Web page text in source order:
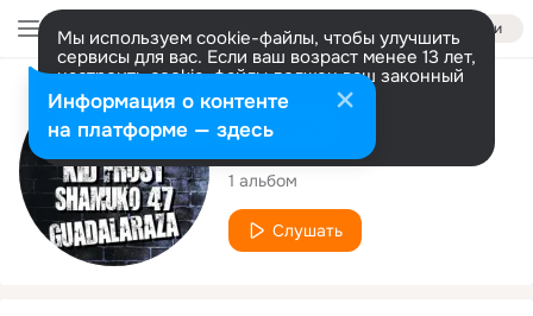
Войти
Мы используем cookie-файлы, чтобы улучшить
сервисы для вас. Если ваш возраст менее 13 лет,
настроить cookie-файлы должен ваш законный
представитель. Больше информации
Разрешить все Настроить
Исполнитель
Dj MushK
1 альбом
Слушать
Информация о контенте
на платформе — здесь